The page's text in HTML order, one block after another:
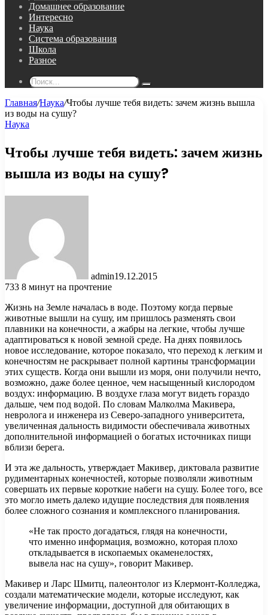
Домашнее образование
Интересно
Наука
Система образования
Школа
Разное
Поиск...
Главная/Наука/Чтобы лучше тебя видеть: зачем жизнь вышла
из воды на сушу?
Наука
Чтобы лучше тебя видеть: зачем жизнь
вышла из воды на сушу?
admin19.12.2015
733 8 минут на прочтение
Жизнь на Земле началась в воде. Поэтому когда первые
животные вышли на сушу, им пришлось разменять свои
плавники на конечности, а жабры на легкие, чтобы лучше
адаптироваться к новой земной среде. На днях появилось
новое исследование, которое показало, что переход к легким и
конечностям не раскрывает полной картины трансформации
этих существ. Когда они вышли из моря, они получили нечто,
возможно, даже более ценное, чем насыщенный кислородом
воздух: информацию. В воздухе глаза могут видеть гораздо
дальше, чем под водой. По словам Малколма Макивера,
невролога и инженера из Северо-западного университета,
увеличенная дальность видимости обеспечивала животных
дополнительной информацией о богатых источниках пищи
вблизи берега.
И эта же дальность, утверждает Макивер, диктовала развитие
рудиментарных конечностей, которые позволяли животным
совершать их первые короткие набеги на сушу. Более того, все
это могло иметь далеко идущие последствия для появления
более сложного сознания и комплексного планирования.
«Не так просто догадаться, глядя на конечности,
что именно информация, возможно, которая плохо
откладывается в ископаемых окаменелостях,
вывела нас на сушу», говорит Макивер.
Макивер и Ларс Шмитц, палеонтолог из Клермонт-Колледжа,
создали математические модели, которые исследуют, как
увеличение информации, доступной для обитающих в